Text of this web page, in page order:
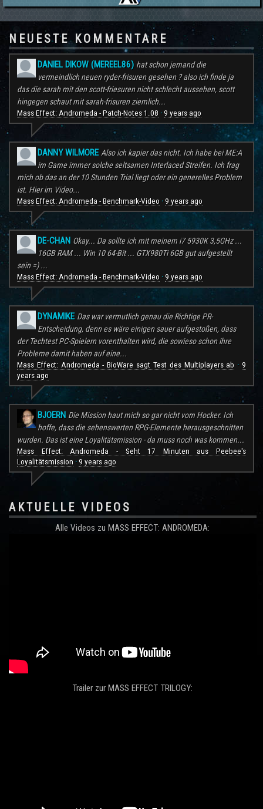
NEUESTE KOMMENTARE
DANIEL DIKOW (MEREEL86) hat schon jemand die
vermeindlich neuen ryder-frisuren gesehen ? also ich finde ja
das die sarah mit den scott-friesuren nicht schlecht aussehen, scott
hingegen schaut mit sarah-frisuren ziemlich...
Mass Effect: Andromeda - Patch-Notes 1.08 · 9 years ago
DANNY WILMORE Also ich kapier das nicht. Ich habe bei ME:A
im Game immer solche seltsamen Interlaced Streifen. Ich frag
mich ob das an der 10 Stunden Trial liegt oder ein generelles Problem
ist. Hier im Video...
Mass Effect: Andromeda - Benchmark-Video · 9 years ago
DE-CHAN Okay... Da sollte ich mit meinem i7 5930K 3,5GHz ...
16GB RAM ... Win 10 64-Bit ... GTX980Ti 6GB gut aufgestellt
sein =) ...
Mass Effect: Andromeda - Benchmark-Video · 9 years ago
DYNAMIKE Das war vermutlich genau die Richtige PR-
Entscheidung, denn es wäre einigen sauer aufgestoßen, dass
der Techtest PC-Spielern vorenthalten wird, die sowieso schon ihre
Probleme damit haben auf eine...
Mass Effect: Andromeda - BioWare sagt Test des Multiplayers ab ·9
years ago
BJOERN Die Mission haut mich so gar nicht vom Hocker. Ich
hoffe, dass die sehenswerten RPG-Elemente herausgeschnitten
wurden. Das ist eine Loyalitätsmission - da muss noch was kommen...
Mass Effect: Andromeda - Seht 17 Minuten aus Peebee's
Loyalitätsmission · 9 years ago
AKTUELLE VIDEOS
Alle Videos zu MASS EFFECT: ANDROMEDA:
Trailer zur MASS EFFECT TRILOGY: